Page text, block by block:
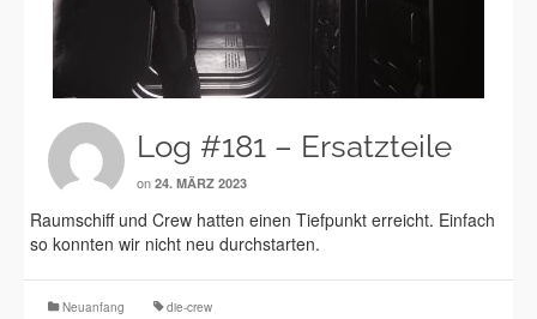
Log #181 – Ersatzteile
on 24. MÄRZ 2023
Raumschiff und Crew hatten einen Tiefpunkt erreicht. Einfach
so konnten wir nicht neu durchstarten.
Neuanfang die-crew